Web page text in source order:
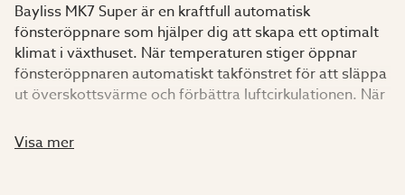
Bayliss MK7 Super är en kraftfull automatisk
fönsteröppnare som hjälper dig att skapa ett optimalt
klimat i växthuset. När temperaturen stiger öppnar
fönsteröppnaren automatiskt takfönstret för att släppa
ut överskottsvärme och förbättra luftcirkulationen. När
utan el – drivkraften kommer från värme och solenergi.
Visa mer